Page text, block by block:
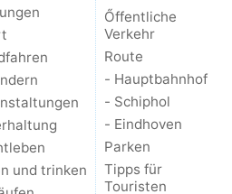
und trinken
Őffentliche
Verkehr
Route
- Hauptbahnhof
- Schiphol
- Eindhoven
Parken
Tipps für
Touristen